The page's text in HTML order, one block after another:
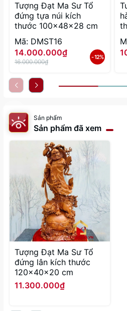
Tượng Đạt Ma Sư Tổ
đứng tựa núi kích
thước 100x48x28 cm
Mã: DMST16
14.000.000₫
16.000.000₫
- 12%
Sản phẩm
Sản phẩm đã xem
Tượng Đạt Ma Sư Tổ
đứng lân kích thước
120x40x20 cm
11.300.000₫